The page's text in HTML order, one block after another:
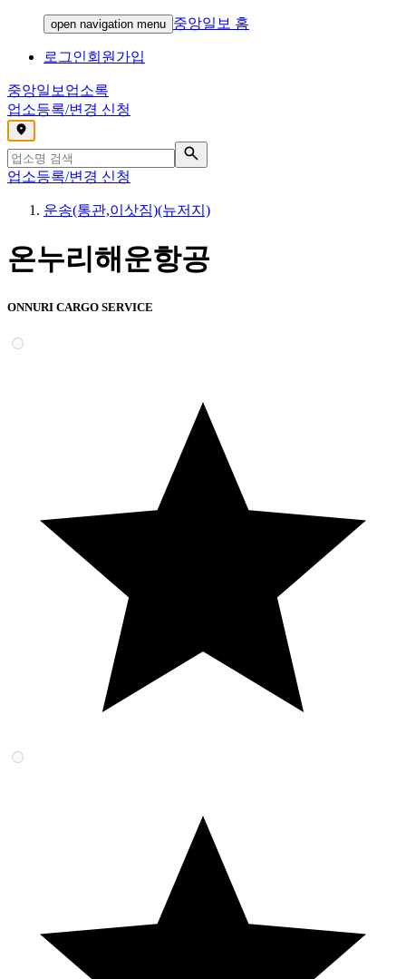
open navigation menu 중앙일보 홈
로그인회원가입
중앙일보 업소록
업소등록/변경 신청
,
업소등록/변경 신청
운송(통관,이삿짐)(뉴저지)
온누리해운항공
ONNURI CARGO SERVICE